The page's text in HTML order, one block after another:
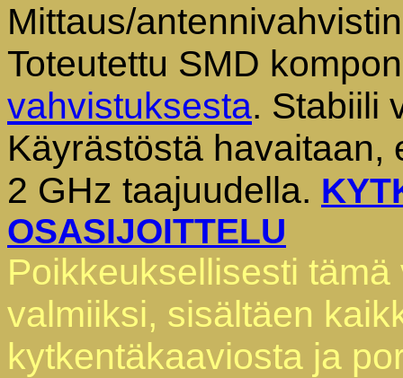
Mittaus/
Toteutettu SMD
vahvistuksesta. Stabiili
Käyrästöstä havaitaan,
2 GHz taajuudella.
OSASIJOITTELU
Poikkeuksellisesti
valmiiksi, sisältäen
kytkentäkaaviosta ja